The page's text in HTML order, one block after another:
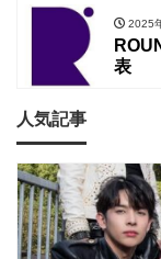
2025
表
人気記事